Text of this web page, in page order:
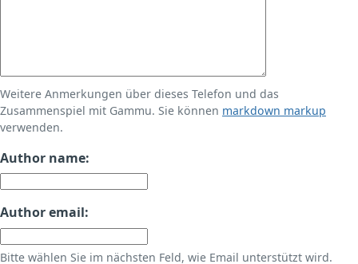
Weitere Anmerkungen über dieses Telefon und das
Zusammenspiel mit Gammu. Sie können markdown markup
verwenden.
Author name:
Author email:
Bitte wählen Sie im nächsten Feld, wie Email unterstützt wird.